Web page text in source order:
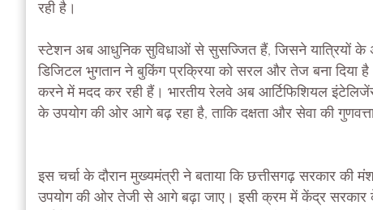
रही है।
स्टेशन अब आधुनिक सुविधाओं से सुसज्जित हैं, जिसने यात्रियों के
डिजिटल भुगतान ने बुकिंग प्रक्रिया को सरल और तेज बना दिया
करने में मदद कर रही हैं। भारतीय रेलवे अब आर्टिफिशियल
के उपयोग की ओर आगे बढ़ रहा है, ताकि दक्षता और सेवा की
इस चर्चा के दौरान मुख्यमंत्री ने बताया कि छत्तीसगढ़ सरकार
उपयोग की ओर तेजी से आगे बढ़ा जाए। इसी क्रम में केंद्र